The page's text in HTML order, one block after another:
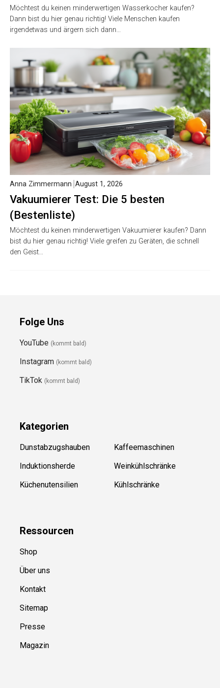
Möchtest du keinen minderwertigen Wasserkocher kaufen?
Dann bist du hier genau richtig! Viele Menschen kaufen
irgendetwas und ärgern sich dann…
Vakuumierer Test: Die 5 besten
(Bestenliste)
Anna Zimmermann August 1, 2026
Möchtest du keinen minderwertigen Vakuumierer kaufen? Dann
bist du hier genau richtig! Viele greifen zu Geräten, die schnell
den Geist…
Folge Uns
YouTube (kommt bald)
Instagram (kommt bald)
TikTok (kommt bald)
Kategorien
Dunstabzugshauben
Induktionsherde
Küchenutensilien
Kaffeemaschinen
Weinkühlschränke
Kühlschränke
Ressourcen
Shop
Über uns
Kontakt
Sitemap
Presse
Magazin